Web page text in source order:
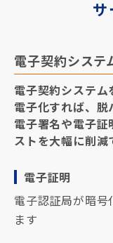
電子契約システ
電子契約システ
電子化すれば、脱
電子署名や電子証
ストを大幅に削減
電子証明
電子認証局が暗
ます